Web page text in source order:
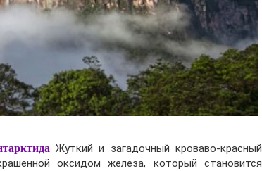
Жуткий и загадочный кроваво-красный
оксидом железа, который становится